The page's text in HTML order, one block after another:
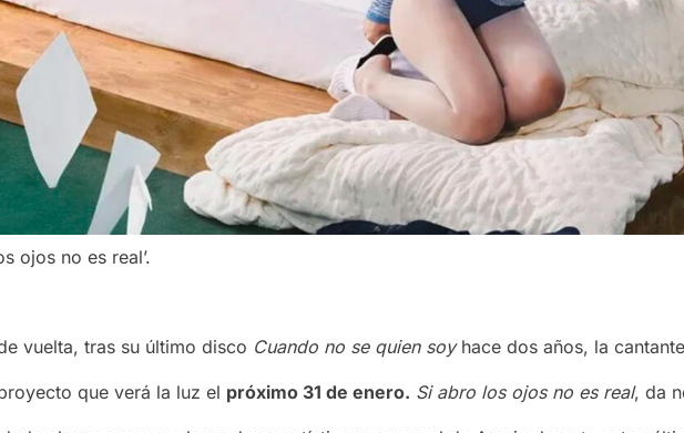
ojos no es real’.
vuelta, tras su último disco Cuando no se quien soyhace dos años, la cantante
que verá la luz el próximo 31 de enero. Si abro los ojos no es real, da